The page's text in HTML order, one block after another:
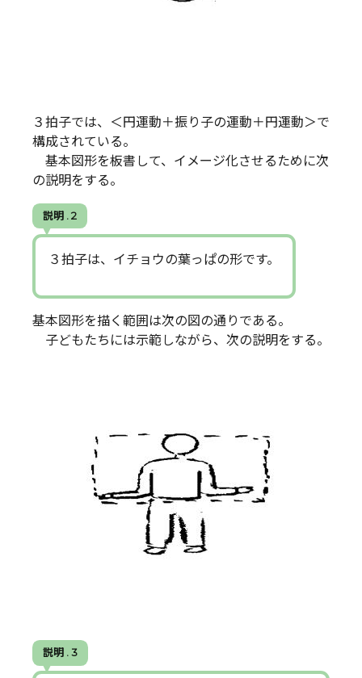
３拍子では、＜円運動＋振り子の運動＋円運動＞で
構成されている。
基本図形を板書して、イメージ化させるために次
の説明をする。
説明 . 2
３拍子は、イチョウの葉っぱの形です。
基本図形を描く範囲は次の図の通りである。
子どもたちには示範しながら、次の説明をする。
説明 . 3